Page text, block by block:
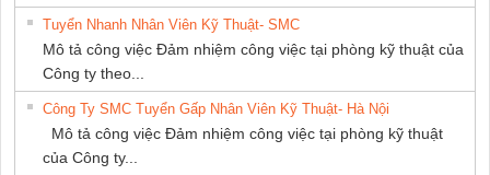
Tuyển Nhanh Nhân Viên Kỹ Thuật- SMC
Mô tả công việc Đảm nhiệm công việc tại phòng kỹ thuật của
Công ty theo...
Công Ty SMC Tuyển Gấp Nhân Viên Kỹ Thuật- Hà Nội
Mô tả công việc Đảm nhiệm công việc tại phòng kỹ thuật
của Công ty...